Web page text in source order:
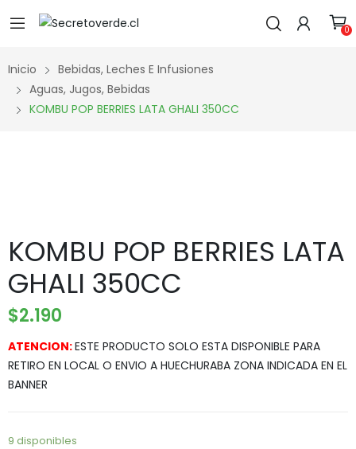
0
Inicio
Bebidas, Leches E Infusiones
Aguas, Jugos, Bebidas
KOMBU POP BERRIES LATA GHALI 350CC
KOMBU POP BERRIES LATA
GHALI 350CC
$2.190
ATENCION:ESTE PRODUCTO SOLO ESTA DISPONIBLE PARA
RETIRO EN LOCAL O ENVIO A HUECHURABA ZONA INDICADA EN EL
BANNER
9 disponibles